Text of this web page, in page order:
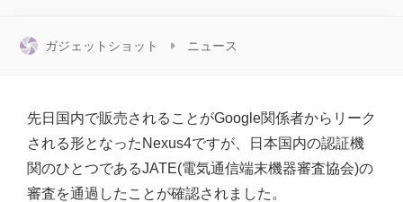
ガジェットショット ニュース
先日国内で販売されることがGoogle関係者からリーク
される形となったNexus4ですが、日本国内の認証機
関のひとつであるJATE(電気通信端末機器審査協会)の
審査を通過したことが確認されました。